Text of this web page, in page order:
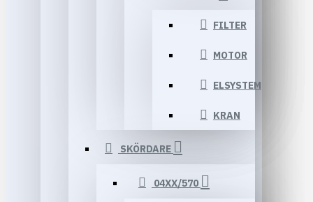
FILTER
MOTOR
ELSYSTEM
KRAN
SKÖRDARE
04XX/570